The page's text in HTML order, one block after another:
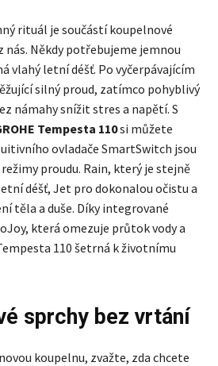
rituál je součástí koupelnové
Někdy potřebujeme jemnou
vlahý letní déšť. Po vyčerpávajícím
silný proud, zatímco pohyblivý
námahy snížit stres a napětí. S
Tempesta 110si můžete
ovladače SmartSwitch jsou
proudu. Rain, který je stejně
déšť, Jet pro dokonalou očistu a
těla a duše. Díky integrované
která omezuje průtok vody a
110 šetrná k životnímu
sprchy bez vrtání
koupelnu, zvažte, zda chcete